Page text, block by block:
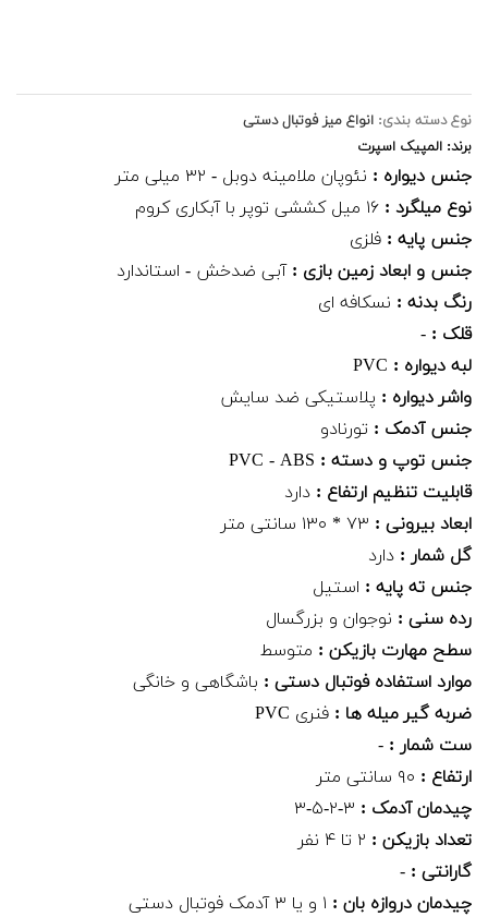
نوع دسته بندی: انواع میز فوتبال دستی
برند: المپیک اسپرت
جنس دیواره : نئوپان ملامینه دوبل - ۳۲ میلی متر
نوع میلگرد : ۱۶ میل کششی توپر با آبکاری کروم
جنس پایه : فلزی
جنس و ابعاد زمین بازی :آبی ضدخش - استاندارد
رنگ بدنه : نسکافه ای
قلک : -
لبه دیواره : PVC
واشر دیواره : پلاستیکی ضد سایش
جنس آدمک : تورنادو
جنس توپ و دسته : PVC - ABS
قابلیت تنظیم ارتفاع : دارد
ابعاد بیرونی : ۷۳ * ۱۳۰ سانتی متر
گل شمار : دارد
جنس ته پایه : استیل
رده سنی : نوجوان و بزرگسال
سطح مهارت بازیکن : متوسط
موارد استفاده فوتبال دستی : باشگاهی و خانگی
ضربه گیر میله ها : فنری PVC
ست شمار : -
ارتفاع : ۹۰ سانتی متر
چیدمان آدمک : ۳-۲-۵-۳
تعداد بازیکن : ۲ تا ۴ نفر
گارانتی : -
چیدمان دروازه بان : ۱ و یا ۳ آدمک فوتبال دستی